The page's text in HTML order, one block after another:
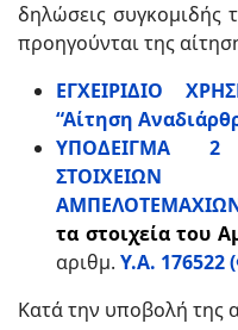
δηλώσεις συγκομιδής
προηγούνται της
ΕΓΧΕΙΡΙΔΙΟ
“Αίτηση
ΥΠΟΔΕΙΓΜΑ 2
ΣΤΟΙΧΕΙΩΝ
τα στοιχεία του
αριθμ. Υ.Α. 176522
Κατά την υποβολή της